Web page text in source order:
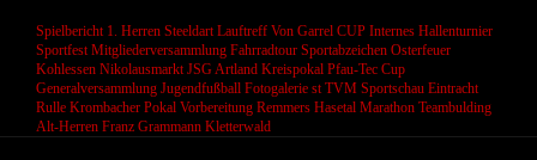
Spielbericht 1. Herren Steeldart Lauftreff Von Garrel CUP Internes Hallenturnier
Sportfest Mitgliederversammlung Fahrradtour Sportabzeichen Osterfeuer
Kohlessen Nikolausmarkt JSG Artland Kreispokal Pfau-Tec Cup
Generalversammlung Jugendfußball Fotogalerie st TVM Sportschau Eintracht
Rulle Krombacher Pokal Vorbereitung Remmers Hasetal Marathon Teambulding
Alt-Herren Franz Grammann Kletterwald